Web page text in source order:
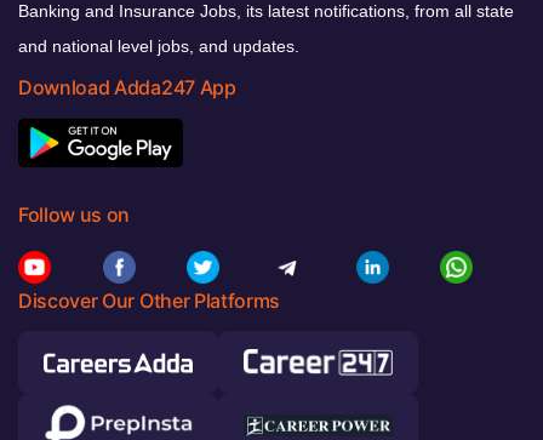
Banking and Insurance Jobs, its latest notifications, from all state
and national level jobs, and updates.
Download Adda247 App
Follow us on
Discover Our Other Platforms